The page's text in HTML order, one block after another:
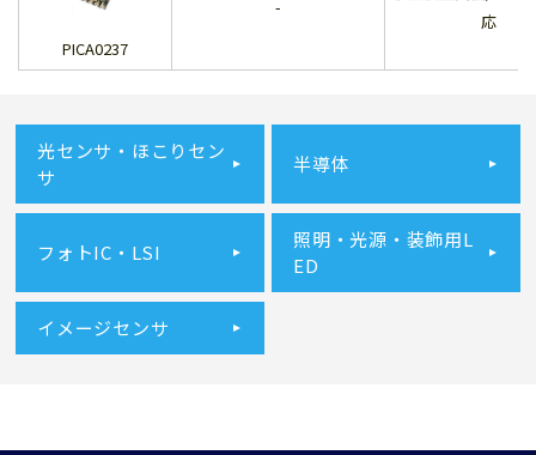
PICA0237
-
応
光センサ・ほこりセン
サ
半導体
フォトIC・LSI
照明・光源・装飾用L
ED
イメージセンサ